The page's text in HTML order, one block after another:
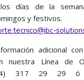
días de la
y festivos.
adicional
nuestra Línea de
(4) 317 29 29 ó